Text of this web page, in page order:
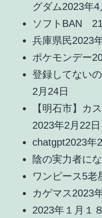
グダム2023年4
ソフトBAN
兵庫県民2023
ポケモンデー
登録してない
2月24日
【明石市】カ
2023年2月22日
chatgpt2023年
陰の実力者に
ワンピース5老
カゲマス2023
2023年１月１